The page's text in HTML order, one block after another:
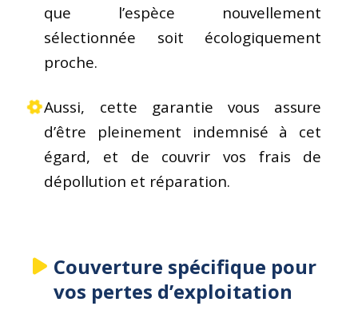
que l’espèce nouvellement
sélectionnée soit écologiquement
proche.
Aussi, cette garantie vous assure
d’être pleinement indemnisé à cet
égard, et de couvrir vos frais de
dépollution et réparation.
Couverture spécifique pour
vos pertes d’exploitation